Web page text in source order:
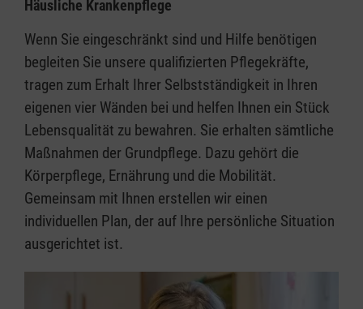
Häusliche Krankenpflege
Wenn Sie eingeschränkt sind und Hilfe benötigen
begleiten Sie unsere qualifizierten Pflegekräfte,
tragen zum Erhalt Ihrer Selbstständigkeit in Ihren
eigenen vier Wänden bei und helfen Ihnen ein Stück
Lebensqualität zu bewahren. Sie erhalten sämtliche
Maßnahmen der Grundpflege. Dazu gehört die
Körperpflege, Ernährung und die Mobilität.
Gemeinsam mit Ihnen erstellen wir einen
individuellen Plan, der auf Ihre persönliche Situation
ausgerichtet ist.